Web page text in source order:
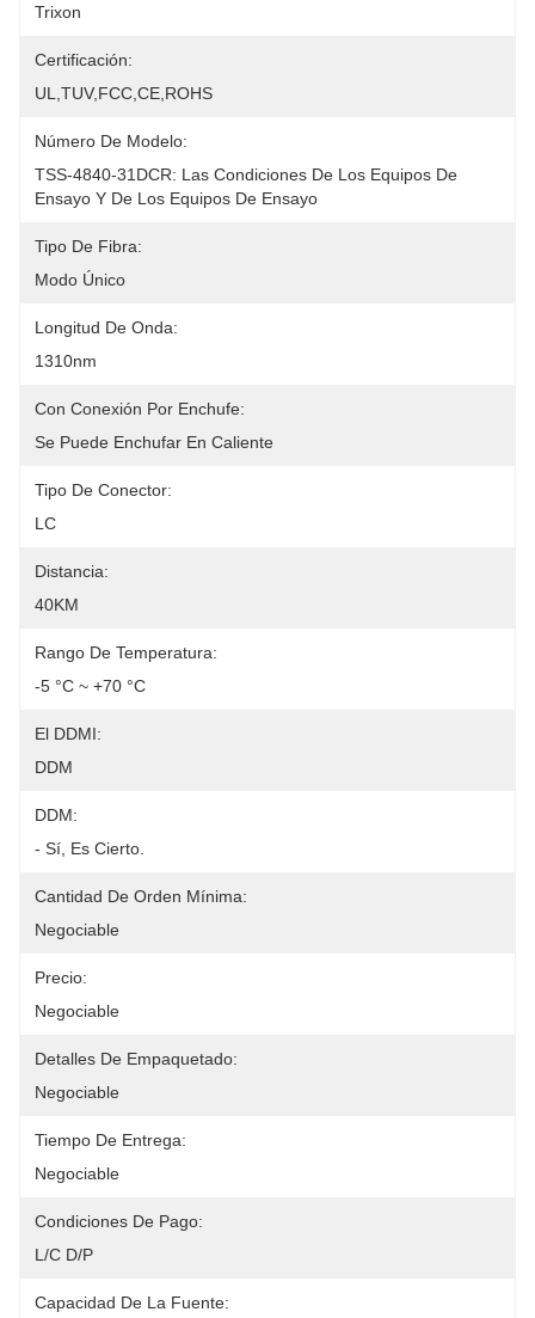
Trixon
Certificación:
UL,TUV,FCC,CE,ROHS
Número De Modelo:
TSS-4840-31DCR: Las Condiciones De Los Equipos De
Ensayo Y De Los Equipos De Ensayo
Tipo De Fibra:
Modo Único
Longitud De Onda:
1310nm
Con Conexión Por Enchufe:
Se Puede Enchufar En Caliente
Tipo De Conector:
LC
Distancia:
40KM
Rango De Temperatura:
-5 °C ~ +70 °C
El DDMI:
DDM
DDM:
- Sí, Es Cierto.
Cantidad De Orden Mínima:
Negociable
Precio:
Negociable
Detalles De Empaquetado:
Negociable
Tiempo De Entrega:
Negociable
Condiciones De Pago:
L/C D/P
Capacidad De La Fuente: